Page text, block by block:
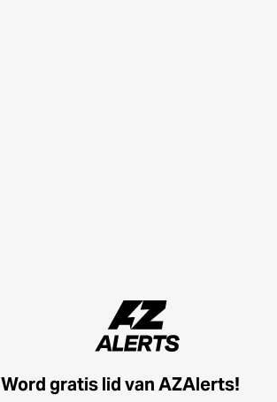
Word gratis lid van AZAlerts!